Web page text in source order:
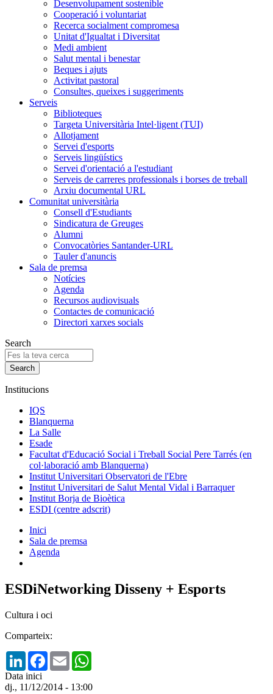
Desenvolupament sostenible
Cooperació i voluntariat
Recerca socialment compromesa
Unitat d'Igualtat i Diversitat
Medi ambient
Salut mental i benestar
Beques i ajuts
Activitat pastoral
Consultes, queixes i suggeriments
Serveis
Biblioteques
Targeta Universitària Intel·ligent (TUI)
Allotjament
Servei d'esports
Serveis lingüístics
Servei d'orientació a l'estudiant
Serveis de carreres professionals i borses de treball
Arxiu documental URL
Comunitat universitària
Consell d'Estudiants
Sindicatura de Greuges
Alumni
Convocatòries Santander-URL
Tauler d'anuncis
Sala de premsa
Notícies
Agenda
Recursos audiovisuals
Contactes de comunicació
Directori xarxes socials
Search
Institucions
IQS
Blanquerna
La Salle
Esade
Facultat d'Educació Social i Treball Social Pere Tarrés (en
col·laboració amb Blanquerna)
Institut Universitari Observatori de l'Ebre
Institut Universitari de Salut Mental Vidal i Barraquer
Institut Borja de Bioètica
ESDI (centre adscrit)
Inici
Sala de premsa
Agenda
ESDiNetworking Disseny + Esports
Cultura i oci
Comparteix:
LinkedInFacebook
Email
Data inici
dj., 11/12/2014 - 13:00